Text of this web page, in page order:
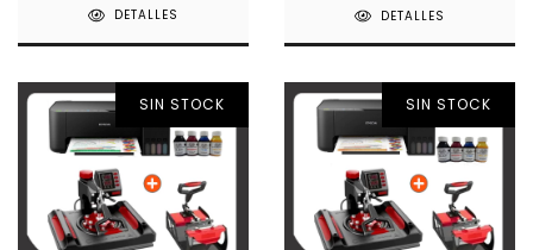
DETALLES DETALLES
SIN STOCK SIN STOCK